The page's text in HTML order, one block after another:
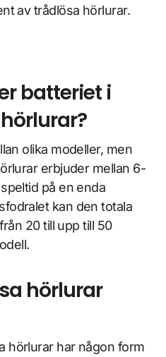
av trådlösa hörlurar.
batteriet i
olika modeller, men
erbjuder mellan 6-
på en enda
kan den totala
20 till upp till 50
hörlurar
hörlurar har någon form